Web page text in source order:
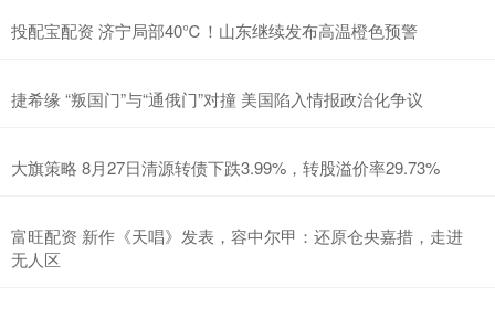
投配宝配资 济宁局部40℃！山东继续发布高温橙色预警
捷希缘 “叛国门”与“通俄门”对撞 美国陷入情报政治化争议
大旗策略 8月27日清源转债下跌3.99%，转股溢价率29.73%
富旺配资 新作《天唱》发表，容中尔甲：还原仓央嘉措，走进
无人区